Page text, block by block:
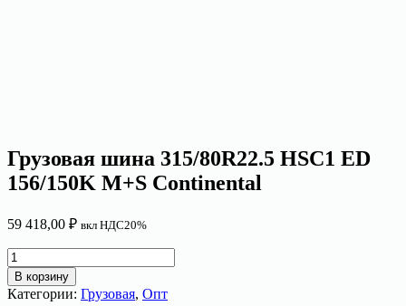
Грузовая шина 315/80R22.5 HSC1 ED
156/150K M+S Continental
59 418,00 ₽ вкл НДС20%
Количество
товара
Грузовая
В корзину
Категории: Грузовая, Опт